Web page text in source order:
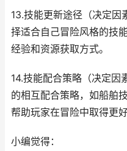
13.技能更新途径（决定因
择适合自己冒险风格的技
经验和资源获取方式。
14.技能配合策略（决定因
的相互配合策略，如船舶
帮助玩家在冒险中取得更好
小编觉得：